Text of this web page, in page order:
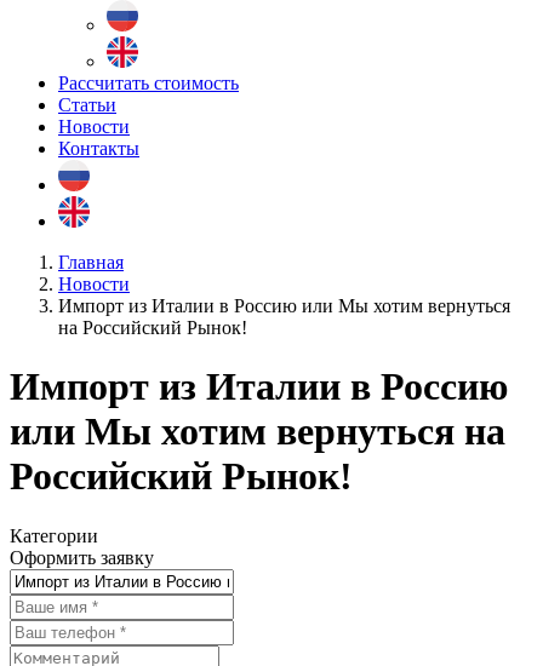
Рассчитать стоимость
Статьи
Новости
Контакты
Главная
Новости
Импорт из Италии в Россию или Мы хотим вернуться
на Российский Рынок!
Импорт из Италии в Россию
или Мы хотим вернуться на
Российский Рынок!
Категории
Оформить заявку